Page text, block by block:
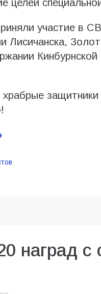
целей
участие в
Лисичанска,
Кинбурнской
храбрые
наград с